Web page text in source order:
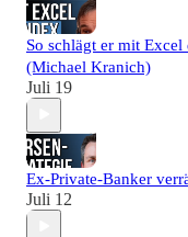
So schlägt er mit
(Michael Kranich)
Juli 19
Ex-Private-Banker
Juli 12